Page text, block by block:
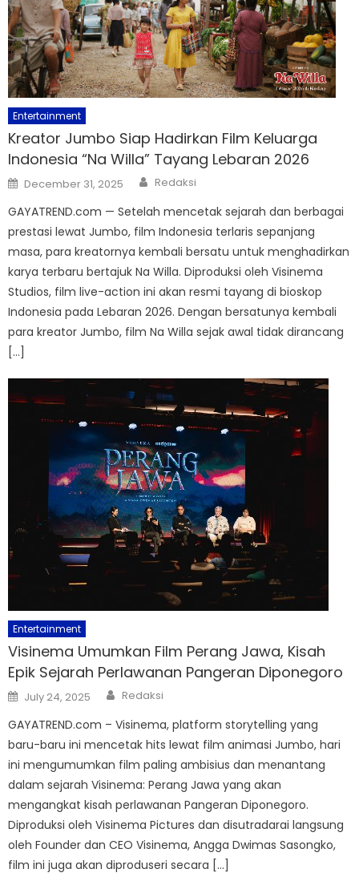
Entertainment
Kreator Jumbo Siap Hadirkan Film Keluarga
Indonesia “Na Willa” Tayang Lebaran 2026
Posted
on
December 31, 2025 Author
Redaksi
GAYATREND.com — Setelah mencetak sejarah dan berbagai
prestasi lewat Jumbo, film Indonesia terlaris sepanjang
masa, para kreatornya kembali bersatu untuk menghadirkan
karya terbaru bertajuk Na Willa. Diproduksi oleh Visinema
Studios, film live-action ini akan resmi tayang di bioskop
Indonesia pada Lebaran 2026. Dengan bersatunya kembali
para kreator Jumbo, film Na Willa sejak awal tidak dirancang
[…]
Entertainment
Visinema Umumkan Film Perang Jawa, Kisah
Epik Sejarah Perlawanan Pangeran Diponegoro
Posted
on
July 24, 2025 Author
Redaksi
GAYATREND.com – Visinema, platform storytelling yang
baru-baru ini mencetak hits lewat film animasi Jumbo, hari
ini mengumumkan film paling ambisius dan menantang
dalam sejarah Visinema: Perang Jawa yang akan
mengangkat kisah perlawanan Pangeran Diponegoro.
Diproduksi oleh Visinema Pictures dan disutradarai langsung
oleh Founder dan CEO Visinema, Angga Dwimas Sasongko,
film ini juga akan diproduseri secara […]